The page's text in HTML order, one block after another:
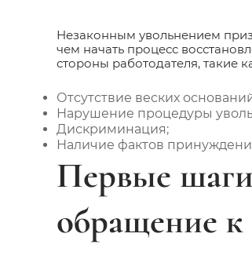
Незаконным увольнением
чем начать процесс
стороны работодателя, такие
Отсутствие веских
Нарушение процедуры
Дискриминация;
Наличие фактов
Первые шаги
обращение